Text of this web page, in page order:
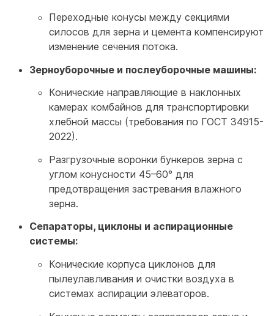
Переходные конусы между секциями
силосов для зерна и цемента компенсируют
изменение сечения потока.
Зерноуборочные и послеуборочные машины:
Конические направляющие в наклонных
камерах комбайнов для транспортировки
хлебной массы (требования по ГОСТ 34915-
2022).
Разгрузочные воронки бункеров зерна с
углом конусности 45–60° для
предотвращения застревания влажного
зерна.
Сепараторы, циклоны и аспирационные
системы:
Конические корпуса циклонов для
пылеулавливания и очистки воздуха в
системах аспирации элеваторов.